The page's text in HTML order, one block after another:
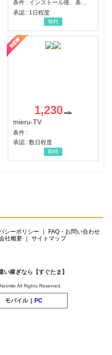
条件 : インストール後、条件達成
承認 : 1日程度
無料
1,230
mieru-TV
条件 :
承認 : 数日程度
即時
シーポリシー
FAQ・お問い合わせ
社概要 サイトマップ
い稼ぎなら【すぐたま】
All Rights Reserved.
モバイル | PC